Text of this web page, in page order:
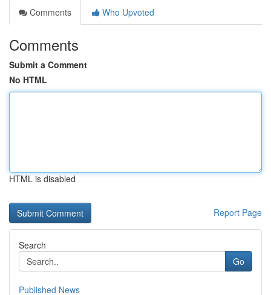
Comments
Who Upvoted
Comments
Submit a Comment
No HTML
HTML is disabled
Report Page
Search
Go
Published News